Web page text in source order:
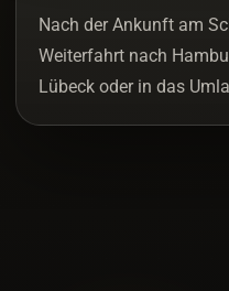
Nach der Ankunft am
Weiterfahrt nach
Lübeck oder in das